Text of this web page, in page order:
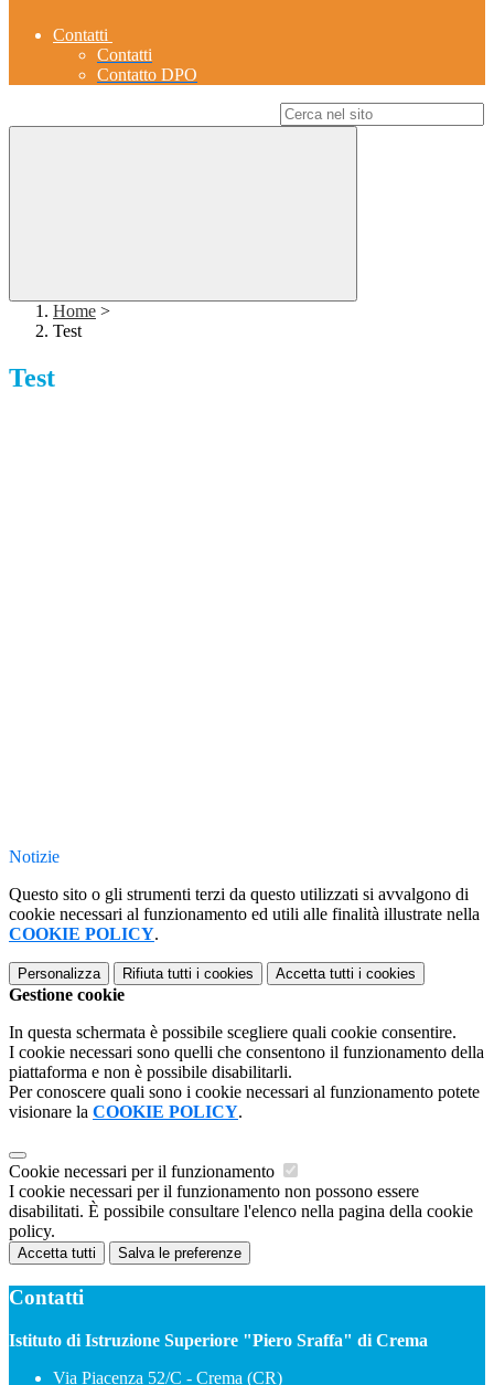
Contatti
Contatti
Contatto DPO
Home >
Test
Test
Notizie
Questo sito o gli strumenti terzi da questo utilizzati si avvalgono di
cookie necessari al funzionamento ed utili alle finalità illustrate nella
COOKIE POLICY.
Personalizza Rifiuta tutti i cookies Accetta tutti i cookies
Gestione cookie
In questa schermata è possibile scegliere quali cookie consentire.
I cookie necessari sono quelli che consentono il funzionamento della
piattaforma e non è possibile disabilitarli.
Per conoscere quali sono i cookie necessari al funzionamento potete
visionare la COOKIE POLICY.
Cookie necessari per il funzionamento
I cookie necessari per il funzionamento non possono essere
disabilitati. È possibile consultare l'elenco nella pagina della cookie
policy.
Accetta tutti Salva le preferenze
Contatti
Istituto di Istruzione Superiore "Piero Sraffa" di Crema
Via Piacenza 52/C - Crema (CR)